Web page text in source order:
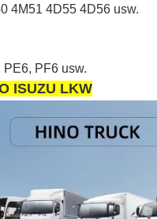
4M51 4D55 4D56 usw.
PF6 usw.
ISUZU LKW